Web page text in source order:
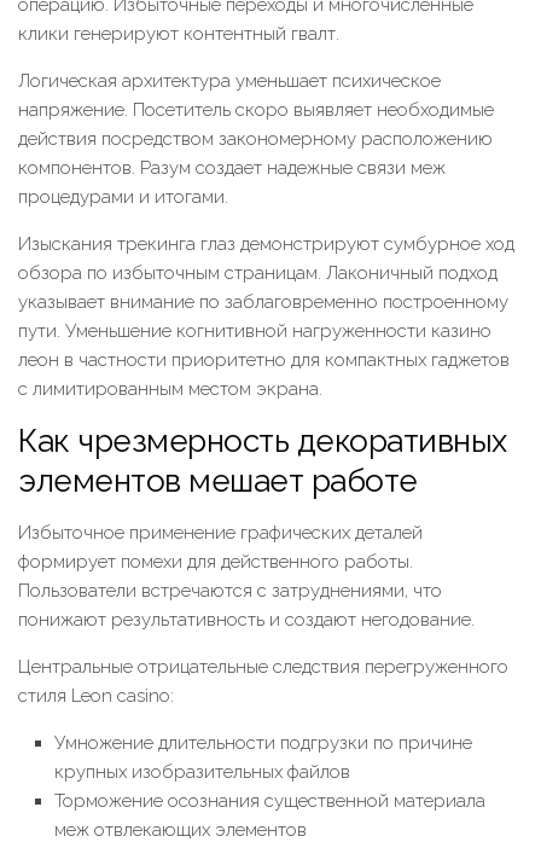
операцию. Избыточные переходы и многочисленные
клики генерируют контентный гвалт.
Логическая архитектура уменьшает психическое
напряжение. Посетитель скоро выявляет необходимые
действия посредством закономерному расположению
компонентов. Разум создает надежные связи меж
процедурами и итогами.
Изыскания трекинга глаз демонстрируют сумбурное ход
обзора по избыточным страницам. Лаконичный подход
указывает внимание по заблаговременно построенному
пути. Уменьшение когнитивной нагруженности казино
леон в частности приоритетно для компактных гаджетов
с лимитированным местом экрана.
Как чрезмерность декоративных
элементов мешает работе
Избыточное применение графических деталей
формирует помехи для действенного работы.
Пользователи встречаются с затруднениями, что
понижают результативность и создают негодование.
Центральные отрицательные следствия перегруженного
стиля Leon casino:
Умножение длительности подгрузки по причине
крупных изобразительных файлов
Торможение осознания существенной материала
меж отвлекающих элементов